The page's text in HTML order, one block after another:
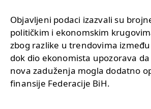
Objavljeni podaci izazvali su
političkim i ekonomskim
zbog razlike u trendovima
dok dio ekonomista upozorava
nova zaduženja mogla dodatno
finansije Federacije BiH.